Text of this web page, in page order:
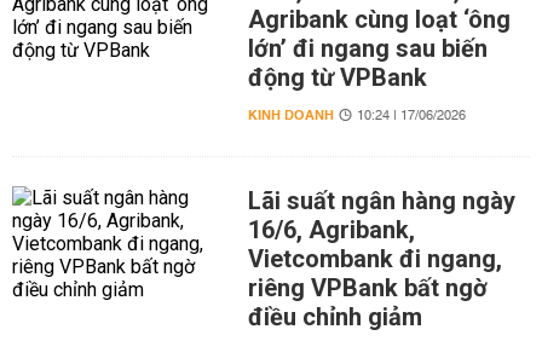
Agribank cùng loạt ‘ông
lớn’ đi ngang sau biến
động từ VPBank
KINH DOANH 10:24 | 17/06/2026
Lãi suất ngân hàng ngày
16/6, Agribank,
Vietcombank đi ngang,
riêng VPBank bất ngờ
điều chỉnh giảm